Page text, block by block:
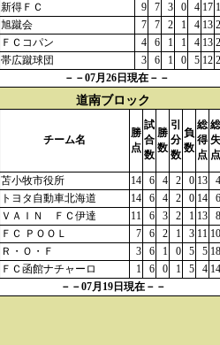
新得ＦＣ 9 7 3 0 4 17
旭蹴会 7 7 2 1 4 13
ＦＣコパン 4 6 1 1 4 13
帯広蹴球団 3 6 1 0 5 12
－－07月26日現在－－
道南ブロック
チーム名
勝
点
試
合
数
勝
数
引
分
数
負
数
総
得
点
総
失
点
苫小牧市役所 14 6 4 2 0 13
4
トヨタ自動車北海道 14 6 4 2 0 14
6
ＶＡＩＮ ＦＣ伊達 11 6 3 2 1 13
8
ＦＣ ＰＯＯＬ 7 6 2 1 3 11 10
Ｒ・Ｏ・Ｆ 3 6 1 0 5 5 18
ＦＣ函館ナチャーロ 1 6 0 1 5 4 14
－－07月19日現在－－